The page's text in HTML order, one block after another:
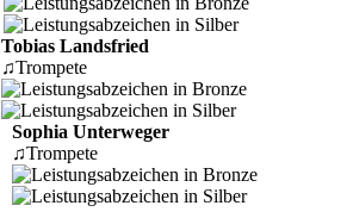
Tobias Landsfried
♫Trompete
Sophia Unterweger
♫Trompete